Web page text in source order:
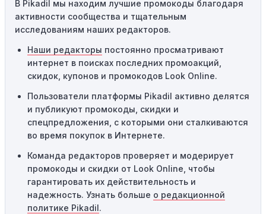
промокоды требуют соблюдения минимального
порога покупки, чтобы получить право на скидку. Если
сумма в корзине не соответствует указанному порогу,
код не сработает.
Географические ограничения:Действие некоторых
промокодов может быть ограничено определенными
местами или регионами. Если вы находитесь за
пределами указанного региона, то код не будет
применяться.
предназначены только для однократного
использования. Если код уже был использован кем-то
другим, он не будет действовать повторно.
Технические сбои:
В Pikadil мы находим лучшие промокоды благодаря
активности сообщества и тщательным
исследованиям наших редакторов.
Наши редакторы постоянно просматривают
интернет в поисках последних промоакций,
скидок, купонов и промокодов Look Online.
Пользователи платформы Pikadil активно делятся
и публикуют промокоды, скидки и
спецпредложения, с которыми они сталкиваются
во время покупок в Интернете.
Команда редакторов проверяет и модерирует
промокоды и скидки от Look Online, чтобы
гарантировать их действительность и
надежность. Узнать больше о редакционной
политике Pikadil.